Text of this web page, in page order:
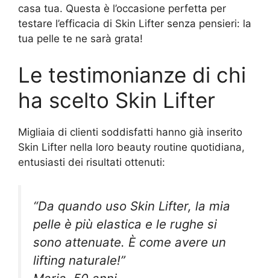
casa tua. Questa è l’occasione perfetta per
testare l’efficacia di Skin Lifter senza pensieri: la
tua pelle te ne sarà grata!
Le testimonianze di chi
ha scelto Skin Lifter
Migliaia di clienti soddisfatti hanno già inserito
Skin Lifter nella loro beauty routine quotidiana,
entusiasti dei risultati ottenuti:
“Da quando uso Skin Lifter, la mia
pelle è più elastica e le rughe si
sono attenuate. È come avere un
lifting naturale!”